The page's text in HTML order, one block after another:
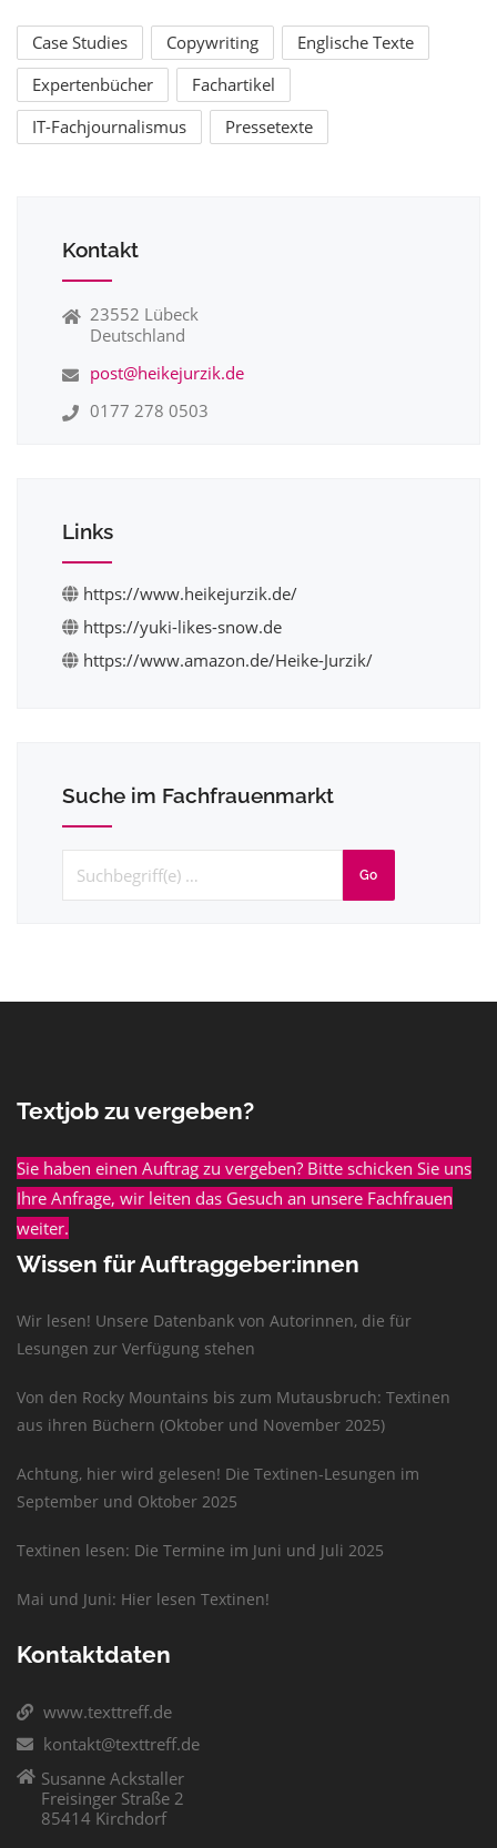
Case Studies Copywriting
Englische Texte
Expertenbücher
Fachartikel
IT-Fachjournalismus
Pressetexte
Kontakt
23552 Lübeck
Deutschland
post@heikejurzik.de
0177 278 0503
Links
https://www.heikejurzik.de/
https://yuki-likes-snow.de
https://www.amazon.de/Heike-Jurzik/
Suche im Fachfrauenmarkt
Go
Textjob zu vergeben?
Sie haben einen Auftrag zu vergeben? Bitte schicken Sie uns
Ihre Anfrage, wir leiten das Gesuch an unsere Fachfrauen
weiter.
Wissen für Auftraggeber:innen
Wir lesen! Unsere Datenbank von Autorinnen, die für
Lesungen zur Verfügung stehen
Von den Rocky Mountains bis zum Mutausbruch: Textinen
aus ihren Büchern (Oktober und November 2025)
Achtung, hier wird gelesen! Die Textinen-Lesungen im
September und Oktober 2025
Textinen lesen: Die Termine im Juni und Juli 2025
Mai und Juni: Hier lesen Textinen!
Kontaktdaten
www.texttreff.de
kontakt@texttreff.de
Susanne Ackstaller
Freisinger Straße 2
85414 Kirchdorf